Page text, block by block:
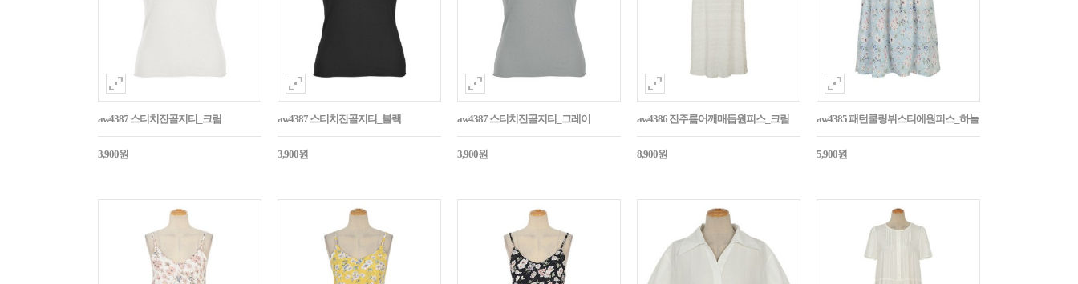
aw4387 스티치잔골지티_크림
3,900원
aw4387 스티치잔골지티_블랙
3,900원
aw4387 스티치잔골지티_그레이
3,900원
aw4386 잔주름어깨매듭원피스_크림
8,900원
aw4385 패턴쿨링뷔스티에원피스_하늘
5,900원